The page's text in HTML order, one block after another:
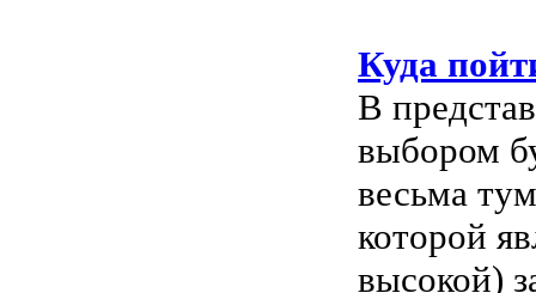
Куда
В
выбором
весьма
которой
высокой)